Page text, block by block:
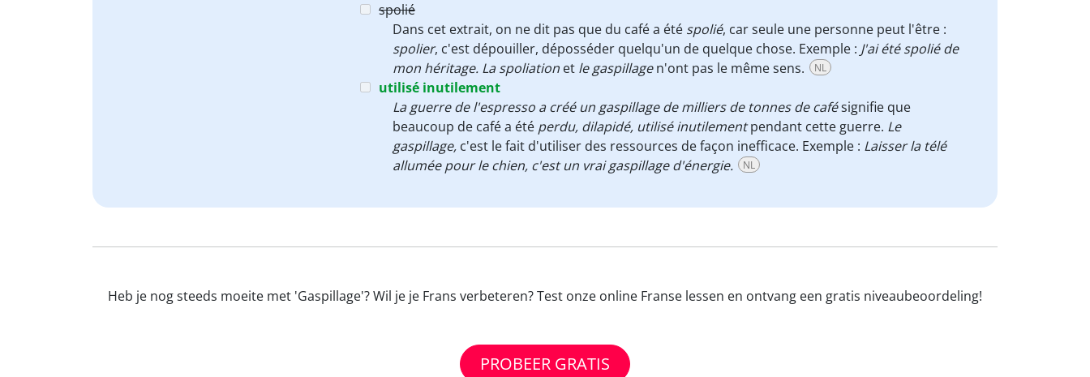
spolié
Dans cet extrait, on ne dit pas que du café a été spolié, car seule une personne peut l'être :
spolier, c'est dépouiller, déposséder quelqu'un de quelque chose. Exemple : J'ai été spolié de
mon héritage. La spoliation et le gaspillagen'ont pas le même sens. NL
utilisé inutilement
La guerre de l'espresso a créé un gaspillage de milliers de tonnes de cafésignifie que
beaucoup de café a été perdu, dilapidé, utilisé inutilementpendant cette guerre. Le
gaspillage, c'est le fait d'utiliser des ressources de façon inefficace. Exemple : Laisser la télé
allumée pour le chien, c'est un vrai gaspillage d'énergie.
NL
Heb je nog steeds moeite met 'Gaspillage'? Wil je je Frans verbeteren? Test onze online Franse lessen en ontvang een gratis niveaubeoordeling!
PROBEER GRATIS